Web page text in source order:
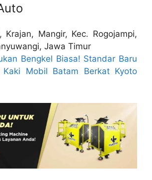
Krajan, Mangir, Kec. Rogojampi,
Jawa Timur
Bengkel Biasa! Standar Baru
Kaki Mobil Batam Berkat Kyoto